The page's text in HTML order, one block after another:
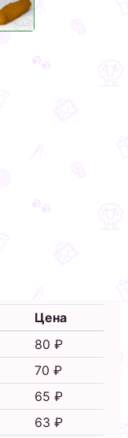
Цена
80 ₽
70 ₽
65 ₽
63 ₽